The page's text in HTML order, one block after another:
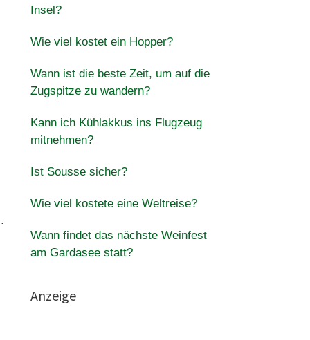
Insel?
Wie viel kostet ein Hopper?
Wann ist die beste Zeit, um auf die
Zugspitze zu wandern?
Kann ich Kühlakkus ins Flugzeug
mitnehmen?
Ist Sousse sicher?
Wie viel kostete eine Weltreise?
Wann findet das nächste Weinfest
am Gardasee statt?
Anzeige